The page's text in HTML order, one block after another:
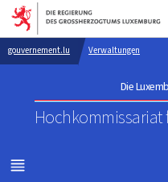
Zur
gouvernement.lu Verwaltungen
Die
MENÜ
HAUPT-